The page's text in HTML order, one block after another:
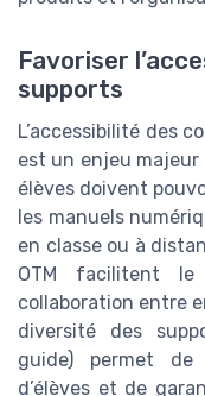
Favoriser
supports
L’accessibilité des
est un enjeu majeur
élèves doivent
les manuels
en classe ou à
OTM facilitent
collaboration entre
diversité des
guide) permet de
d’élèves et de